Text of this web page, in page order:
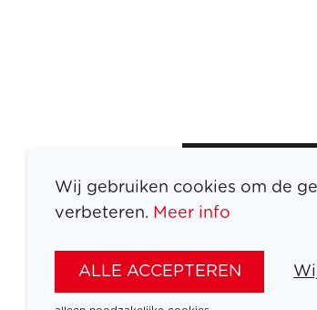
Wij gebruiken cookies om de
verbeteren. Meer info
ALLE ACCEPTEREN